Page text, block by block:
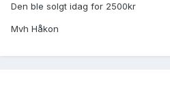
Den ble solgt idag for 2500kr
Mvh Håkon